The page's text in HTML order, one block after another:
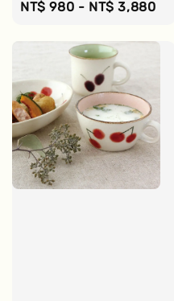
Regular
NT$ 980 - NT$ 3,880